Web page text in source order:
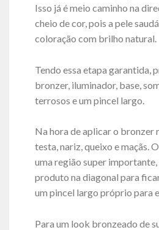
Isso já é meio caminho na
cheio de cor, pois a pele
coloração com brilho natural.
Tendo essa etapa garantida,
bronzer, iluminador, base,
terrosos e um pincel largo.
Na hora de aplicar o bronzer
testa, nariz, queixo e maçãs.
uma região super
produto na diagonal para
um pincel largo próprio para
Para um look bronzeado de